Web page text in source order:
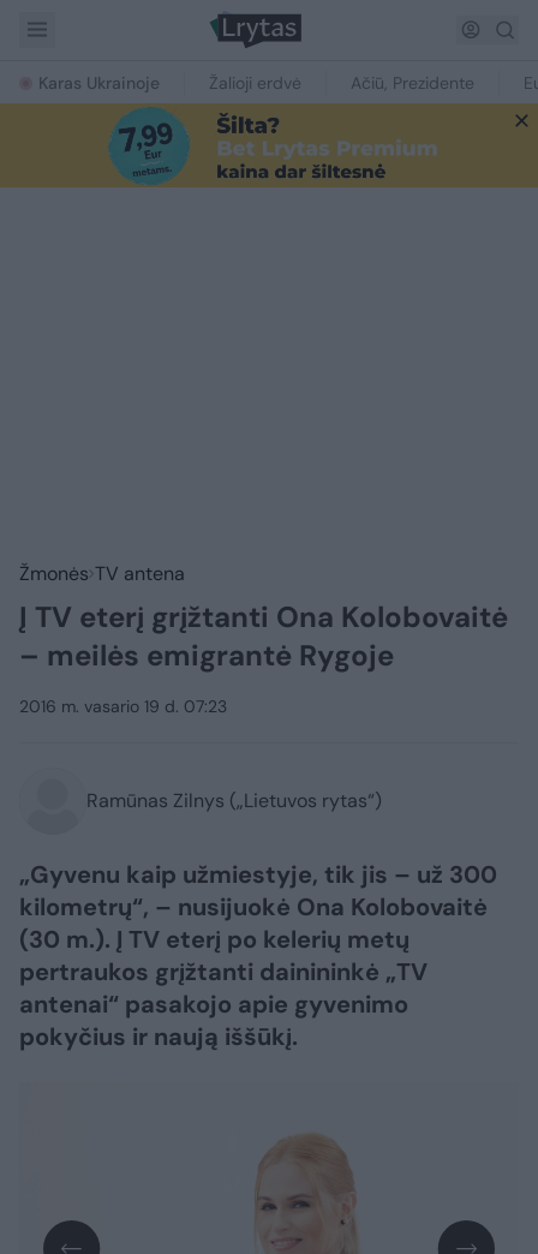
Karas Ukrainoje Žalioji erdvė Ačiū, Prezidente
Žmonės TV antena
Į TV eterį grįžtanti Ona Kolobovaitė
– meilės emigrantė Rygoje
2016 m. vasario 19 d. 07:23
Ramūnas Zilnys („Lietuvos rytas“)
„Gyvenu kaip užmiestyje, tik jis – už 300
kilometrų“, – nusijuokė Ona Kolobovaitė
(30 m.). Į TV eterį po kelerių metų
pertraukos grįžtanti dainininkė „TV
antenai“ pasakojo apie gyvenimo
pokyčius ir naują iššūkį.